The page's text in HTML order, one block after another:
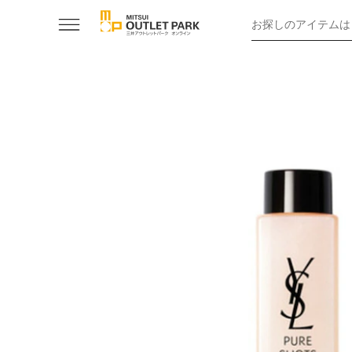
お探しのアイテム